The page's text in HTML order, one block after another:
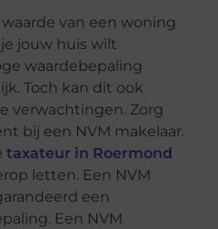
van een woning
jouw huis wilt
waardebepaling
Toch kan dit ook
verwachtingen. Zorg
bij een NVM makelaar.
taxateur in Roermond
letten. Een NVM
een
Een NVM